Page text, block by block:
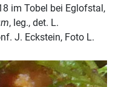
im Tobel bei Eglofstal,
, leg., det. L.
J. Eckstein, Foto L.